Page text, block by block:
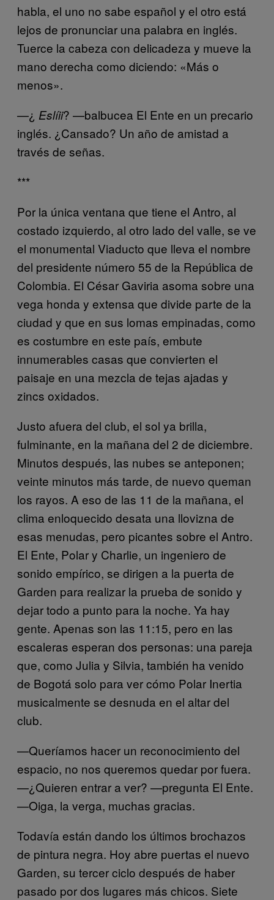
habla, el uno no sabe español y el otro está
lejos de pronunciar una palabra en inglés.
Tuerce la cabeza con delicadeza y mueve la
mano derecha como diciendo: «Más o
menos».
—¿ Eslíii? —balbucea El Ente en un precario
inglés. ¿Cansado? Un año de amistad a
través de señas.
***
Por la única ventana que tiene el Antro, al
costado izquierdo, al otro lado del valle, se ve
el monumental Viaducto que lleva el nombre
del presidente número 55 de la República de
Colombia. El César Gaviria asoma sobre una
vega honda y extensa que divide parte de la
ciudad y que en sus lomas empinadas, como
es costumbre en este país, embute
innumerables casas que convierten el
paisaje en una mezcla de tejas ajadas y
zincs oxidados.
Justo afuera del club, el sol ya brilla,
fulminante, en la mañana del 2 de diciembre.
Minutos después, las nubes se anteponen;
veinte minutos más tarde, de nuevo queman
los rayos. A eso de las 11 de la mañana, el
clima enloquecido desata una llovizna de
esas menudas, pero picantes sobre el Antro.
El Ente, Polar y Charlie, un ingeniero de
sonido empírico, se dirigen a la puerta de
Garden para realizar la prueba de sonido y
dejar todo a punto para la noche. Ya hay
gente. Apenas son las 11:15, pero en las
escaleras esperan dos personas: una pareja
que, como Julia y Silvia, también ha venido
de Bogotá solo para ver cómo Polar Inertia
musicalmente se desnuda en el altar del
club.
—Queríamos hacer un reconocimiento del
espacio, no nos queremos quedar por fuera.
—¿Quieren entrar a ver? —pregunta El Ente.
—Oiga, la verga, muchas gracias.
Todavía están dando los últimos brochazos
de pintura negra. Hoy abre puertas el nuevo
Garden, su tercer ciclo después de haber
pasado por dos lugares más chicos. Siete